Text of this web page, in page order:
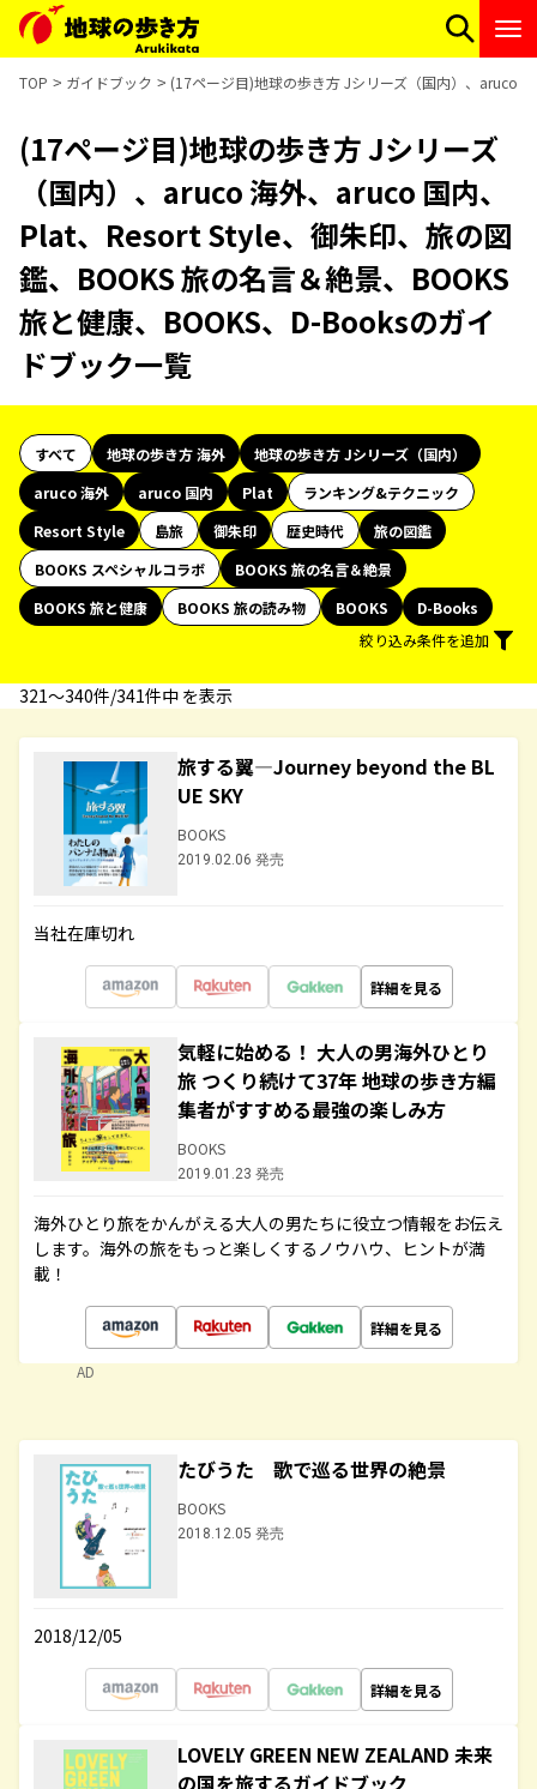
TOP ガイドブック (17ページ目)地球の歩き方 Jシリーズ（国内）、aruco
(17ページ目)地球の歩き方 Jシリーズ
（国内）、aruco 海外、aruco 国内、
Plat、Resort Style、御朱印、旅の図
鑑、BOOKS 旅の名言＆絶景、BOOKS
旅と健康、BOOKS、D-Booksのガイ
ドブック一覧
すべて 地球の歩き方 海外
地球の歩き方 Jシリーズ（国内）
aruco 海外
aruco 国内 Plat
ランキング&テクニック
Resort Style
島旅 御朱印 歴史時代
旅の図鑑
BOOKS スペシャルコラボ
BOOKS 旅の名言＆絶景
BOOKS 旅と健康
BOOKS 旅の読み物 BOOKS
D-Books
絞り込み条件を追加
321〜340件/341件中 を表示
旅する翼―Journey beyond the BL
UE SKY
BOOKS
2019.02.06 発売
当社在庫切れ
詳細を見る
気軽に始める！ 大人の男海外ひとり
旅 つくり続けて37年 地球の歩き方編
集者がすすめる最強の楽しみ方
BOOKS
2019.01.23 発売
海外ひとり旅をかんがえる大人の男たちに役立つ情報をお伝え
します。海外の旅をもっと楽しくするノウハウ、ヒントが満
載！
詳細を見る
AD
たびうた 歌で巡る世界の絶景
BOOKS
2018.12.05 発売
2018/12/05
詳細を見る
LOVELY GREEN NEW ZEALAND 未来
の国を旅するガイドブック